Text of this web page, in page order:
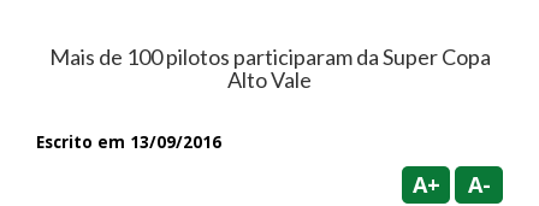
Mais de 100 pilotos participaram da Super Copa
Alto Vale
Escrito em 13/09/2016
A+ A-